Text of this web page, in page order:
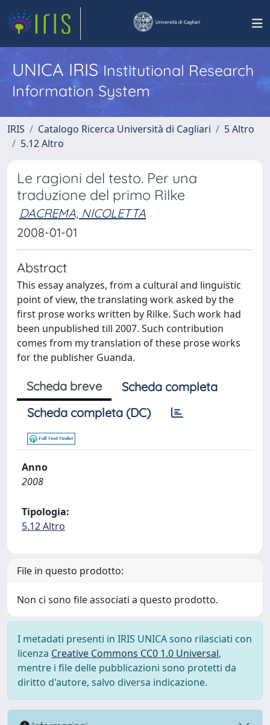
UNICA IRISInstitutional Research
Information System
IRIS Catalogo Ricerca Università di Cagliari
5 Altro
5.12 Altro
Le ragioni del testo. Per una
traduzione del primo Rilke
DACREMA, NICOLETTA
2008-01-01
Abstract
This essay analyzes, from a cultural and linguistic
point of view, the translating work asked by the
first prose works written by Rilke. Such work had
been unpublished till 2007. Such contribution
comes from my translation of these prose works
for the publisher Guanda.
Scheda breve
Scheda completa
Scheda completa (DC)
Anno
2008
Tipologia:
5.12 Altro
File in questo prodotto:
Non ci sono file associati a questo prodotto.
I metadati presenti in IRIS UNICA sono rilasciati con
licenza Creative Commons CC0 1.0 Universal,
mentre i file delle pubblicazioni sono protetti da
diritto d'autore, salvo diversa indicazione.